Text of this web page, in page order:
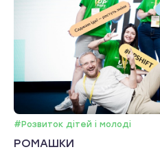
#Розвиток дітей і молоді
РОМАШКИ